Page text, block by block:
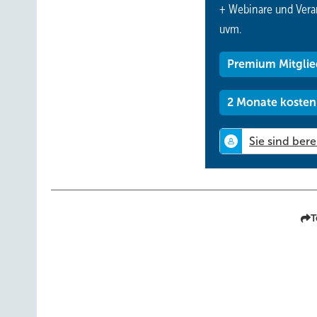
+ Webinare und
uvm.
Premium
2 Monate